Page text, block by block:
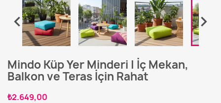
 
Mindo Küp Yer Minderi | İç Mekan,
Balkon ve Teras İçin Rahat
₺2.649,00